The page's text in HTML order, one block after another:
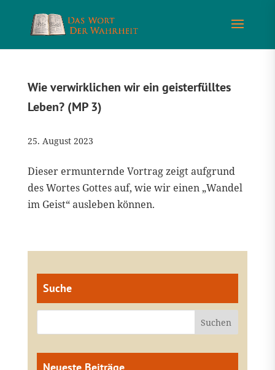
Wie verwirklichen wir ein geisterfülltes
Leben? (MP 3)
25. August 2023
Dieser ermunternde Vortrag zeigt aufgrund
des Wortes Gottes auf, wie wir einen „Wandel
im Geist“ ausleben können.
Suche
Neueste Beiträge